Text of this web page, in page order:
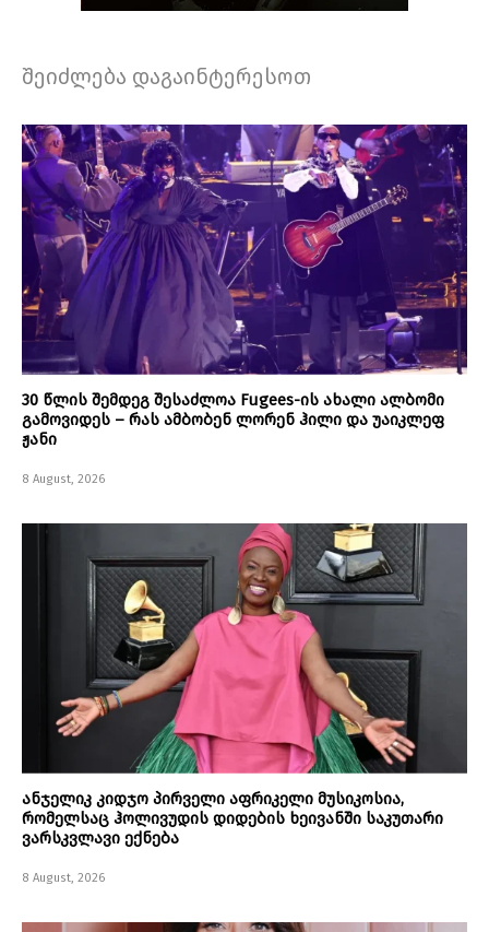
შეიძლება დაგაინტერესოთ
30 წლის შემდეგ შესაძლოა Fugees-ის ახალი ალბომი
გამოვიდეს – რას ამბობენ ლორენ ჰილი და უაიკლეფ
ჟანი
8 August, 2026
ანჯელიკ კიდჯო პირველი აფრიკელი მუსიკოსია,
რომელსაც ჰოლივუდის დიდების ხეივანში საკუთარი
ვარსკვლავი ექნება
8 August, 2026